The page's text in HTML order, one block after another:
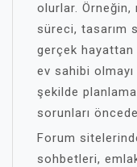
olurlar.
süreci, tasarım
gerçek hayattan
ev sahibi
şekilde
sorunları
Forum
sohbetleri,